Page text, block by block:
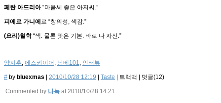
페란 아드리아“마음씨 좋은 아저씨.”
피에르 가니에 르 “창의성, 색감.”
(요리)철학“색. 물론 맛은 기본. 바로 나 자신.”
양지훈, 에스콰이어 , 남베101, 인터뷰
# by bluexmas 2010/10/28 12:19 Taste 트랙백 덧글(12)
Commented by 나녹 at 2010/10/28 14:21